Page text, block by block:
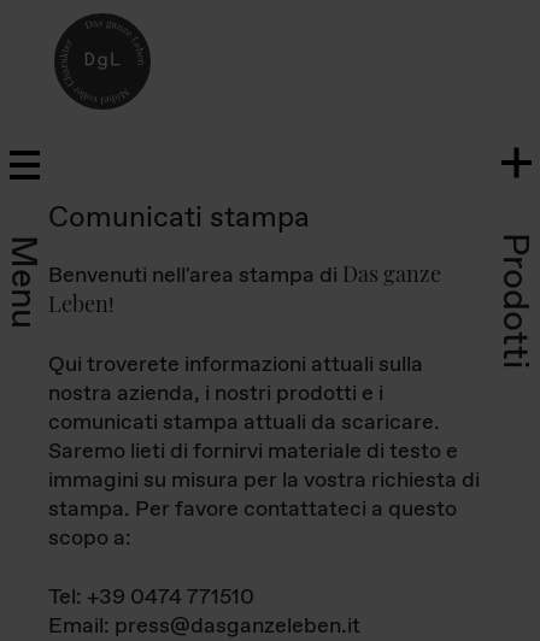
Menu Prodotti
Comunicati stampa
Benvenuti nell'area stampa di Das ganze
Leben!
Qui troverete informazioni attuali sulla
nostra azienda, i nostri prodotti e i
comunicati stampa attuali da scaricare.
Saremo lieti di fornirvi materiale di testo e
immagini su misura per la vostra richiesta di
stampa. Per favore contattateci a questo
scopo a:
Tel: +39 0474 771510
Email: press@dasganzeleben.it